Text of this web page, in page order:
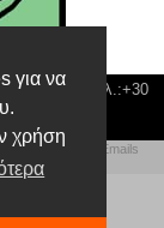
για να
χρήση
ΛΑΜΙΑ | Τηλ.:+30
|
Πολιτική Emails
Team